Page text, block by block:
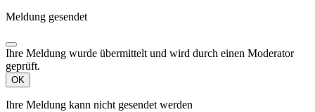
Meldung gesendet
Ihre Meldung wurde übermittelt und wird durch einen Moderator
geprüft.
OK
Ihre Meldung kann nicht gesendet werden